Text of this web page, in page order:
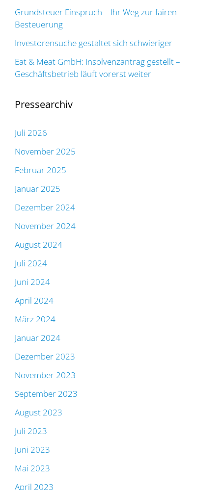
Grundsteuer Einspruch – Ihr Weg zur fairen
Besteuerung
Investorensuche gestaltet sich schwieriger
Eat & Meat GmbH: Insolvenzantrag gestellt –
Geschäftsbetrieb läuft vorerst weiter
Pressearchiv
Juli 2026
November 2025
Februar 2025
Januar 2025
Dezember 2024
November 2024
August 2024
Juli 2024
Juni 2024
April 2024
März 2024
Januar 2024
Dezember 2023
November 2023
September 2023
August 2023
Juli 2023
Juni 2023
Mai 2023
April 2023